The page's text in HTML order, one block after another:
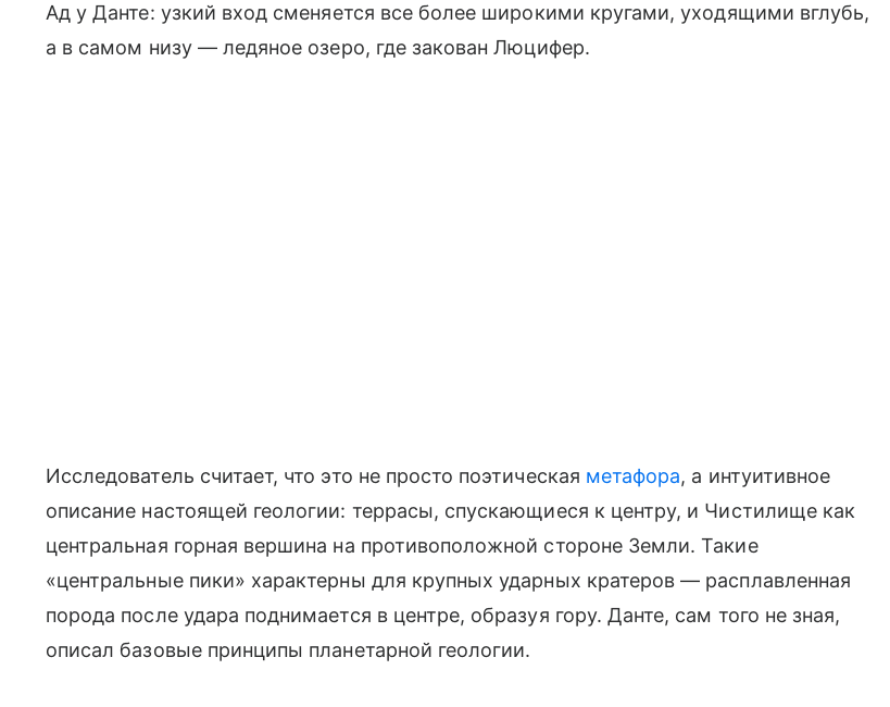
Ад у Данте: узкий вход сменяется все более широкими кругами, уходящими вглубь,
а в самом низу — ледяное озеро, где закован Люцифер.
Исследователь считает, что это не просто поэтическая метафора, а интуитивное
описание настоящей геологии: террасы, спускающиеся к центру, и Чистилище как
центральная горная вершина на противоположной стороне Земли. Такие
«центральные пики» характерны для крупных ударных кратеров — расплавленная
порода после удара поднимается в центре, образуя гору. Данте, сам того не зная,
описал базовые принципы планетарной геологии.